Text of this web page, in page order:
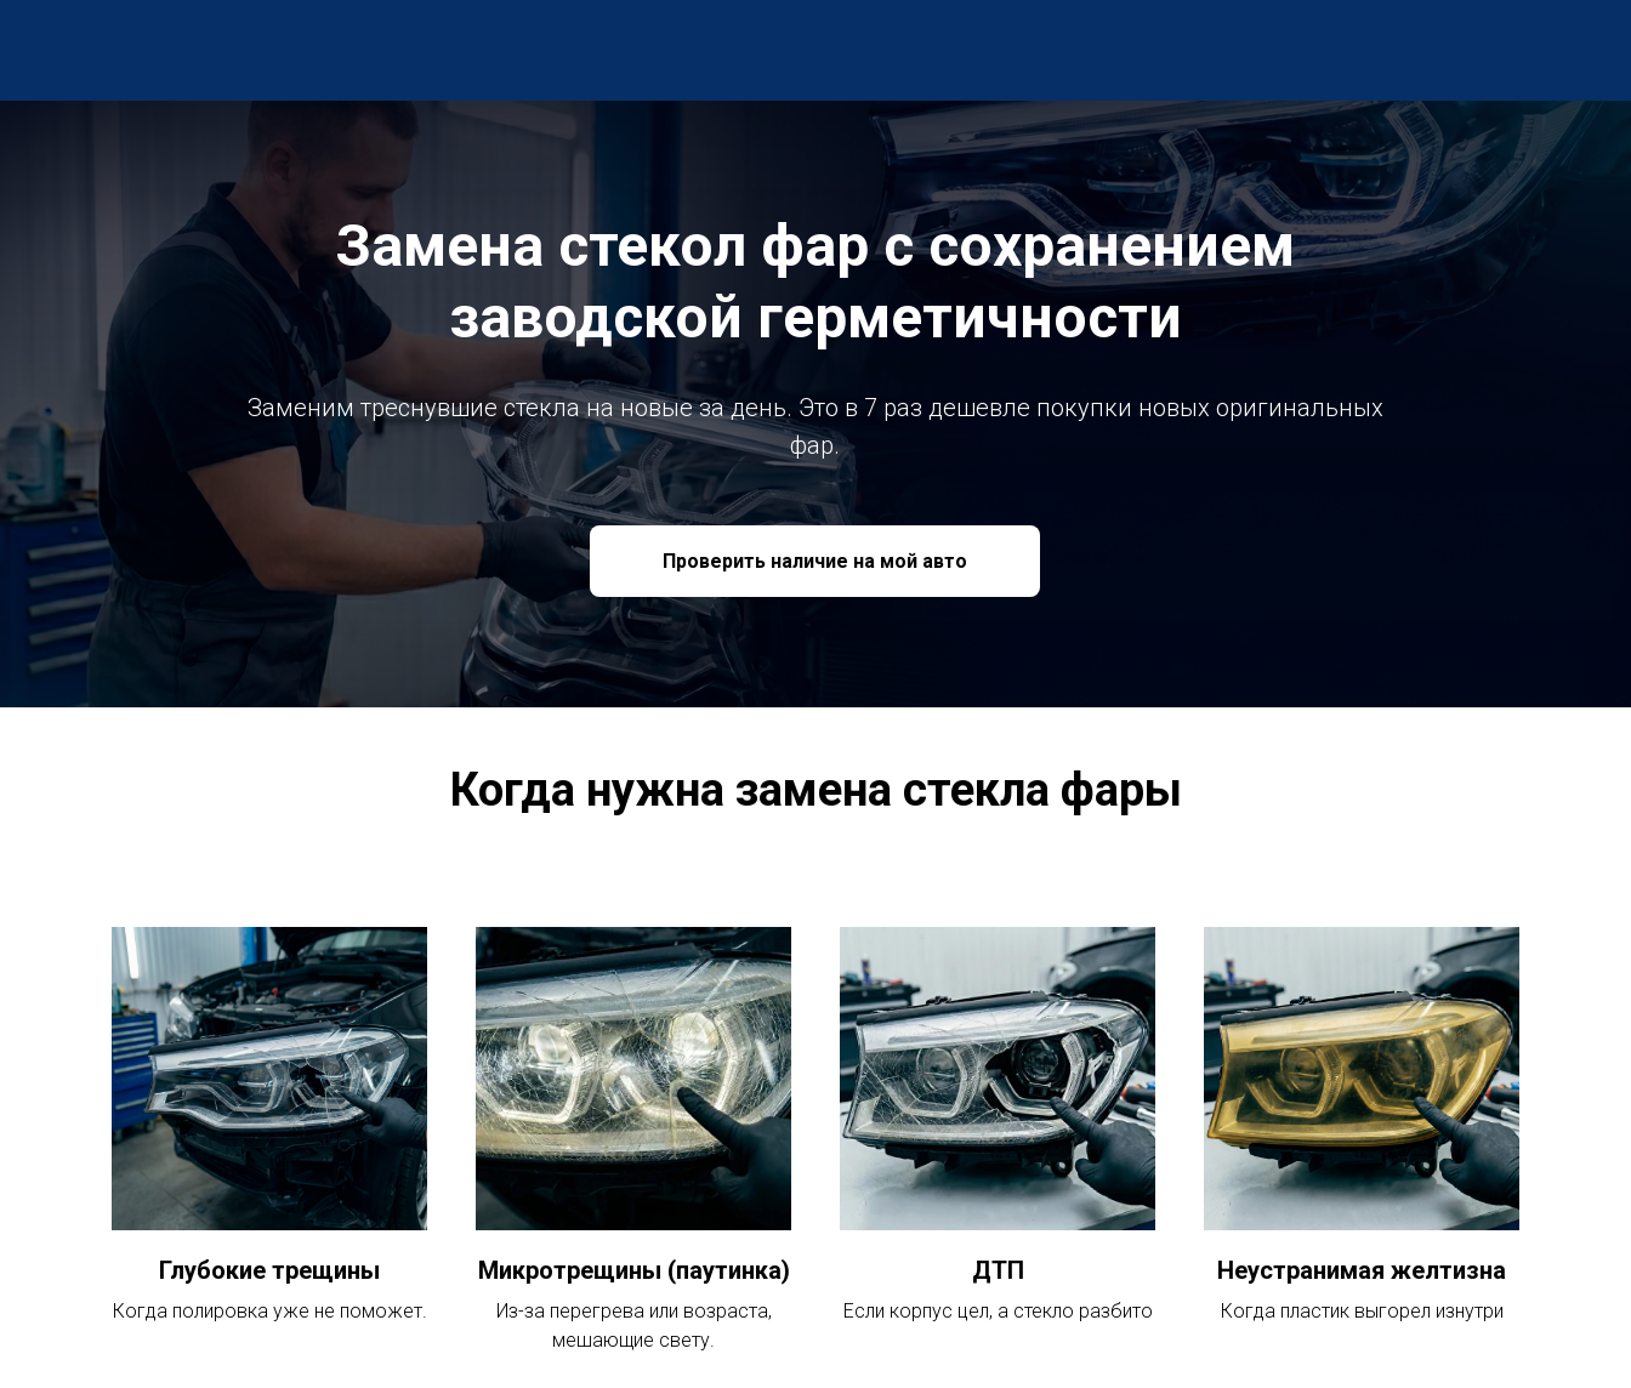
Замена стекол фар с сохранением
заводской герметичности
Заменим треснувшие стекла на новые за день. Это в 7 раз дешевле покупки новых оригинальных
фар.
Проверить наличие на мой авто
Когда нужна замена стекла фары
Глубокие трещины
Когда полировка уже не поможет.
Микротрещины (паутинка)
Из-за перегрева или возраста,
мешающие свету.
ДТП
Если корпус цел, а стекло разбито
Неустранимая желтизна
Когда пластик выгорел изнутри